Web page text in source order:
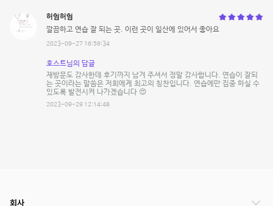
허험허험
깔끔하고 연습 잘 되는 곳. 이런 곳이 일산에 있어서 좋아요
2023-09-27 16:59:34
호스트님의 답글
재방문도 감사한데 후기까지 남겨 주셔서 정말 감사합니다. 연습이 잘되
는 곳이라는 말씀은 저희에게 최고의 칭찬입니다. 연습에만 집중 하실 수
있도록 발전시켜 나가겠습니다 😍
2023-09-29 12:14:48
회사